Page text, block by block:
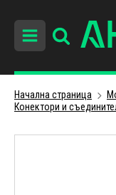
Начална страница
Конектори и